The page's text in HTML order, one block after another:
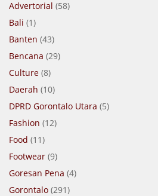
Advertorial (58)
Bali (1)
Banten (43)
Bencana (29)
Culture (8)
Daerah (10)
DPRD Gorontalo Utara (5)
Fashion (12)
Food (11)
Footwear (9)
Goresan Pena (4)
Gorontalo (291)